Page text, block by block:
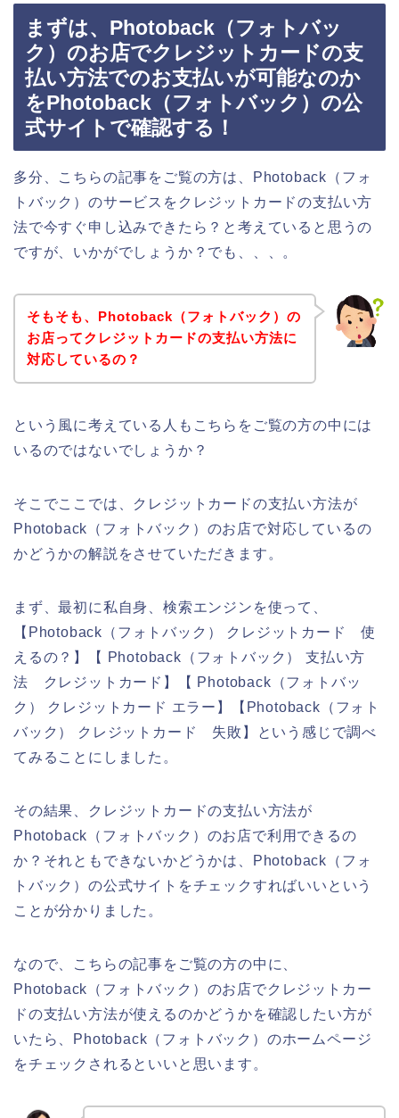
まずは、Photoback（フォトバッ
ク）のお店でクレジットカードの支
払い方法でのお支払いが可能なのか
をPhotoback（フォトバック）の公
式サイトで確認する！
多分、こちらの記事をご覧の方は、Photoback（フォ
トバック）のサービスをクレジットカードの支払い方
法で今すぐ申し込みできたら？と考えていると思うの
ですが、いかがでしょうか？でも、、、。
そもそも、Photoback（フォトバック）の
お店ってクレジットカードの支払い方法に
対応しているの？
という風に考えている人もこちらをご覧の方の中には
いるのではないでしょうか？
そこでここでは、クレジットカードの支払い方法が
Photoback（フォトバック）のお店で対応しているの
かどうかの解説をさせていただきます。
まず、最初に私自身、検索エンジンを使って、
【Photoback（フォトバック） クレジットカード 使
えるの？】【 Photoback（フォトバック） 支払い方
法 クレジットカード】【 Photoback（フォトバッ
ク） クレジットカード エラー】【Photoback（フォト
バック） クレジットカード 失敗】という感じで調べ
てみることにしました。
その結果、クレジットカードの支払い方法が
Photoback（フォトバック）のお店で利用できるの
か？それともできないかどうかは、Photoback（フォ
トバック）の公式サイトをチェックすればいいという
ことが分かりました。
なので、こちらの記事をご覧の方の中に、
Photoback（フォトバック）のお店でクレジットカー
ドの支払い方法が使えるのかどうかを確認したい方が
いたら、Photoback（フォトバック）のホームページ
をチェックされるといいと思います。